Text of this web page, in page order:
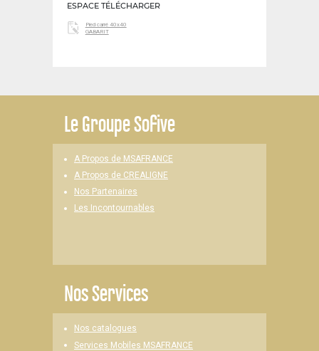
ESPACE TÉLÉCHARGER
Pied carré 40x40
GABARIT
LeGroupe Sofive
A Propos de MSAFRANCE
A Propos de CREALIGNE
Nos Partenaires
Les Incontournables
Nos Services
Nos catalogues
Services Mobiles MSAFRANCE